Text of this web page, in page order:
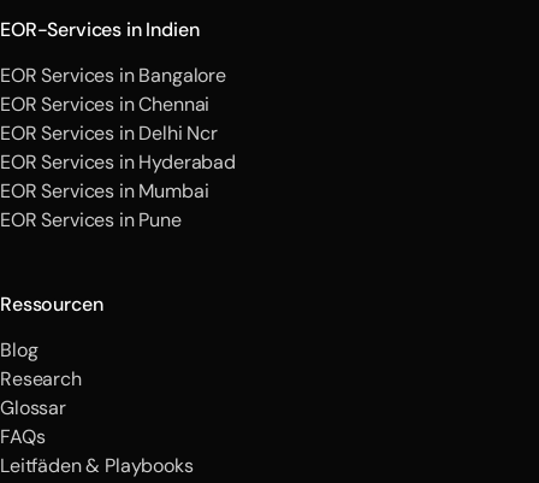
EOR-Services in Indien
EOR Services in Bangalore
EOR Services in Chennai
EOR Services in Delhi Ncr
EOR Services in Hyderabad
EOR Services in Mumbai
EOR Services in Pune
Ressourcen
Blog
Research
Glossar
FAQs
Leitfäden & Playbooks